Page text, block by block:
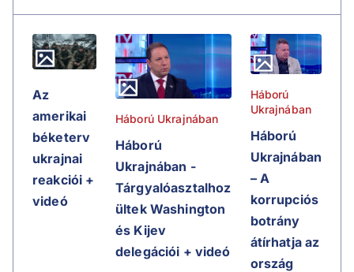
Az
amerikai
béketerv
ukrajnai
reakciói +
videó
Háború Ukrajnában
Háború
Ukrajnában -
Tárgyalóasztalhoz
ültek Washington
és Kijev
delegációi + videó
Háború
Ukrajnában
Háború
Ukrajnában
– A
korrupciós
botrány
átírhatja az
ország